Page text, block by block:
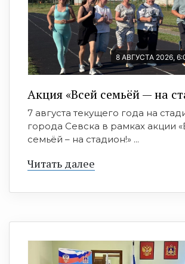
8 АВГУСТА 2026,
Акция «Всей семьёй — на
7 августа текущего года на
города Севска в рамках акции
семьёй – на стадион!» ...
Читать далее